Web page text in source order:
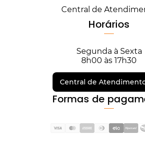
Central de
Horários
Segunda à Sexta
8h00 às 17h30
Central de
Formas de